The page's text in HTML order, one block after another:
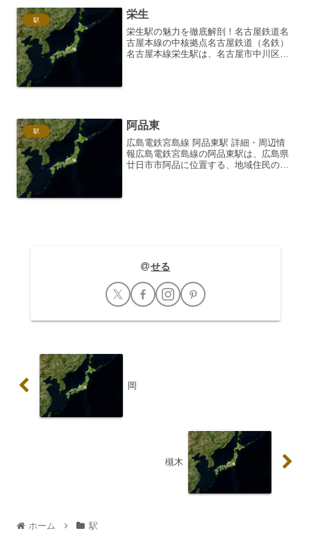
駅 栄生
栄生駅の魅力を徹底解剖！名古屋鉄道名
古屋本線の中核拠点名古屋鉄道（名鉄）
名古屋本線栄生駅は、名古屋市中川区に
駅 阿品東
広島電鉄宮島線 阿品東駅 詳細・周辺情
報広島電鉄宮島線の阿品東駅は、広島県
廿日市市阿品に位置する、地域住民の生
せる
岡
槻木
ホーム 駅